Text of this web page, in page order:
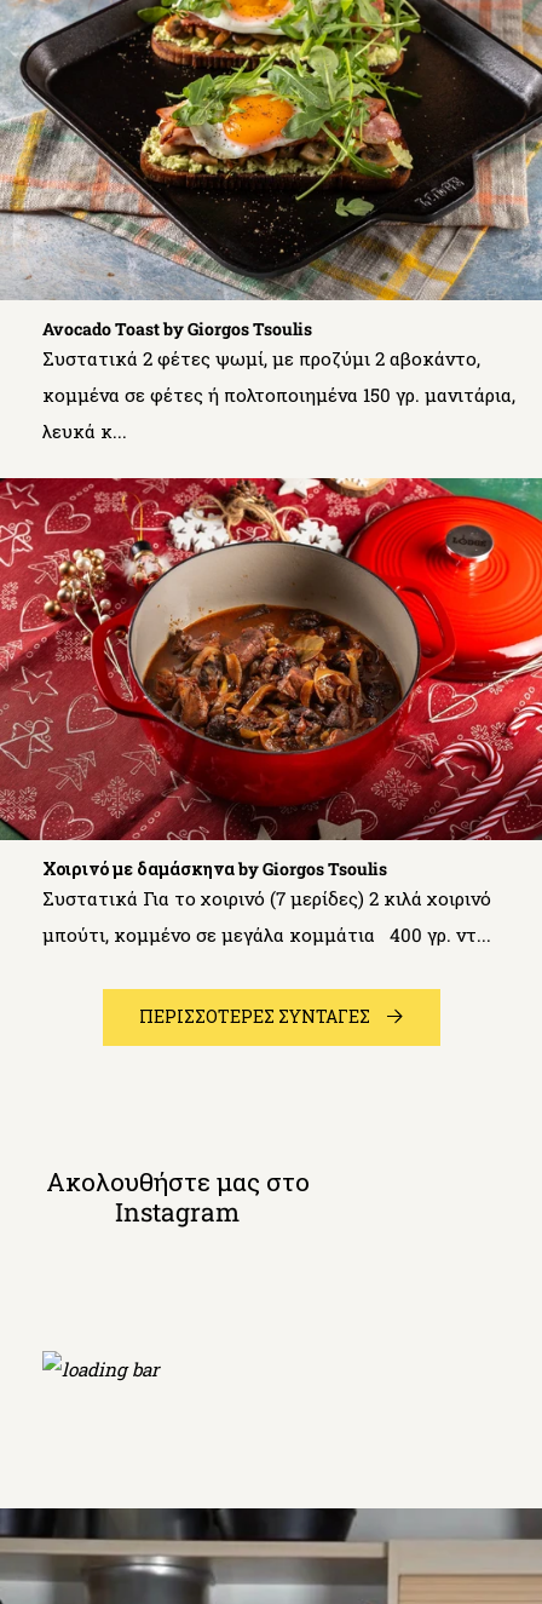
Avocado Toast by Giorgos Tsoulis
Συστατικά 2 φέτες ψωμί, με προζύμι 2 αβοκάντο,
κομμένα σε φέτες ή πολτοποιημένα 150 γρ. μανιτάρια,
λευκά κ...
Χοιρινό με δαμάσκηνα by Giorgos Tsoulis
Συστατικά Για το χοιρινό (7 μερίδες) 2 κιλά χοιρινό
μπούτι, κομμένο σε μεγάλα κομμάτια 400 γρ. ντ...
ΠΕΡΙΣΣΟΤΕΡΕΣ ΣΥΝΤΑΓΕΣ
Ακολουθήστε μας στο
Instagram